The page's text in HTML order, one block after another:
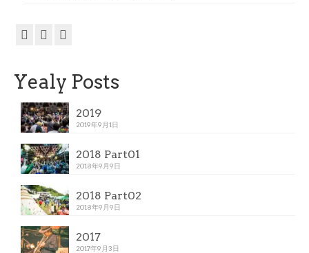
Yealy Posts
2019
2019年9月1日
2018 Part01
2018年9月9日
2018 Part02
2018年9月9日
2017
2017年9月3日